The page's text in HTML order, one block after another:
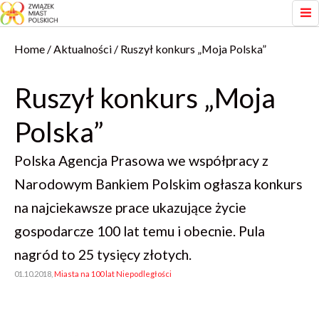
Home Aktualności Ruszył konkurs „Moja Polska”
Ruszył konkurs „Moja
Polska”
Polska Agencja Prasowa we współpracy z
Narodowym Bankiem Polskim ogłasza konkurs
na najciekawsze prace ukazujące życie
gospodarcze 100 lat temu i obecnie. Pula
nagród to 25 tysięcy złotych.
01.10.2018, Miasta na 100 lat Niepodległości